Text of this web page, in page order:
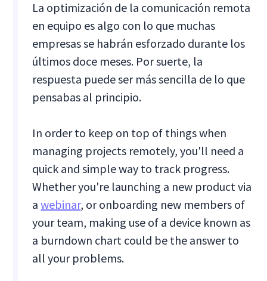
La optimización de la comunicación remota
en equipo es algo con lo que muchas
empresas se habrán esforzado durante los
últimos doce meses. Por suerte, la
respuesta puede ser más sencilla de lo que
pensabas al principio.
In order to keep on top of things when
managing projects remotely, you'll need a
quick and simple way to track progress.
Whether you're launching a new product via
awebinar, or onboarding new members of
your team, making use of a device known as
a burndown chart could be the answer to
all your problems.